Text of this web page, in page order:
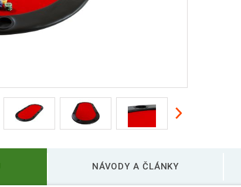
NÁVODY A ČLÁNKY